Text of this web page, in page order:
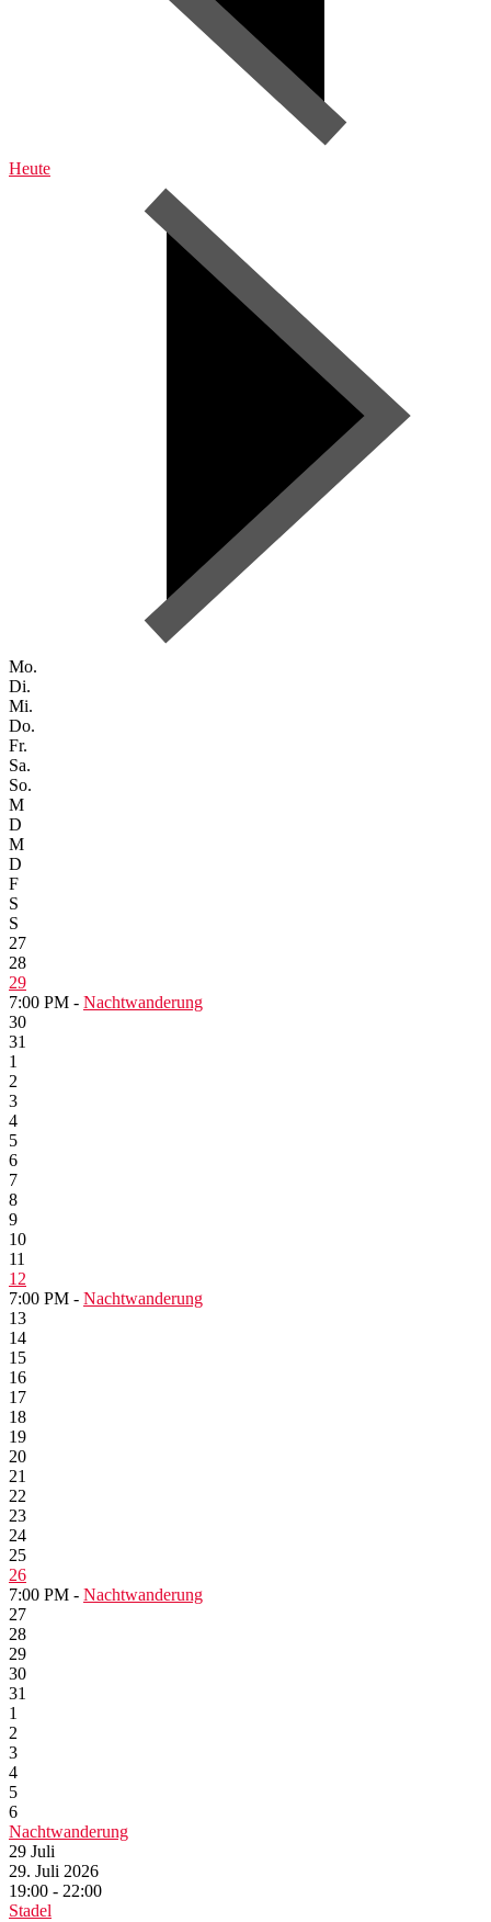
Heute
Mo.
Di.
Mi.
Do.
Fr.
Sa.
So.
M
D
M
D
F
S
S
27
28
29
7:00 PM - Nachtwanderung
30
31
1
2
3
4
5
6
7
8
9
10
11
12
7:00 PM - Nachtwanderung
13
14
15
16
17
18
19
20
21
22
23
24
25
26
7:00 PM - Nachtwanderung
27
28
29
30
31
1
2
3
4
5
6
Nachtwanderung
29 Juli
29. Juli 2026
19:00 - 22:00
Stadel